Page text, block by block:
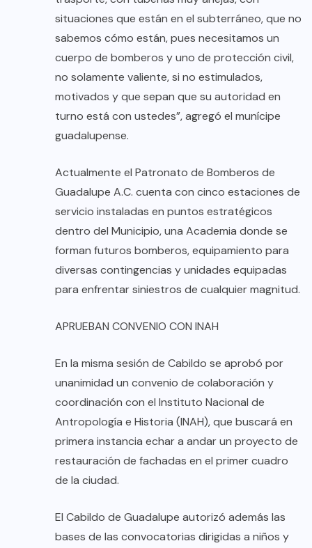
situaciones que están en el subterráneo, que no
sabemos cómo están, pues necesitamos un
cuerpo de bomberos y uno de protección civil,
no solamente valiente, si no estimulados,
motivados y que sepan que su autoridad en
turno está con ustedes”, agregó el munícipe
guadalupense.
Actualmente el Patronato de Bomberos de
Guadalupe A.C. cuenta con cinco estaciones de
servicio instaladas en puntos estratégicos
dentro del Municipio, una Academia donde se
forman futuros bomberos, equipamiento para
diversas contingencias y unidades equipadas
para enfrentar siniestros de cualquier magnitud.
APRUEBAN CONVENIO CON INAH
En la misma sesión de Cabildo se aprobó por
unanimidad un convenio de colaboración y
coordinación con el Instituto Nacional de
Antropología e Historia (INAH), que buscará en
primera instancia echar a andar un proyecto de
restauración de fachadas en el primer cuadro
de la ciudad.
El Cabildo de Guadalupe autorizó además las
bases de las convocatorias dirigidas a niños y